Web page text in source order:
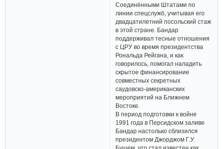
Соединёнными Штатами по
линии спецслужб, учитывая его
двадцатилетний посольский стаж
в этой стране. Бандар
поддерживал тесные отношения
с ЦРУ во время президентства
Рональда Рейгана, и как
говорилось, помогал наладить
скрытое финансирование
совместных секретных
саудовско-американских
мероприятий на Ближнем
Востоке.
В период подготовки к войне
1991 года в Персидском заливе
Бандар настолько сблизился
президентом Джорджом Г.У.